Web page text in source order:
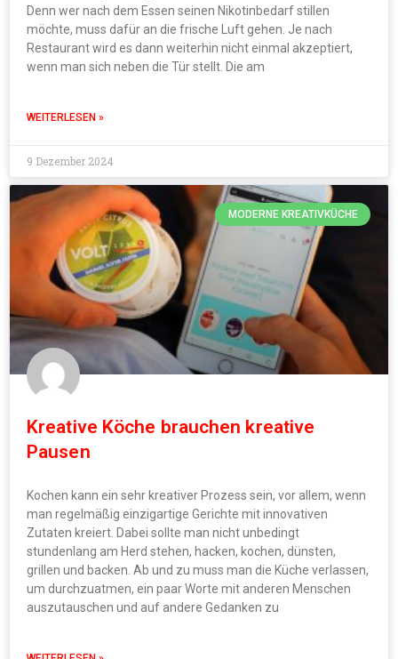
Denn wer nach dem Essen seinen Nikotinbedarf stillen
möchte, muss dafür an die frische Luft gehen. Je nach
Restaurant wird es dann weiterhin nicht einmal akzeptiert,
wenn man sich neben die Tür stellt. Die am
WEITERLESEN »
9 Dezember 2024
MODERNE KREATIVKÜCHE
Kreative Köche brauchen kreative
Pausen
Kochen kann ein sehr kreativer Prozess sein, vor allem, wenn
man regelmäßig einzigartige Gerichte mit innovativen
Zutaten kreiert. Dabei sollte man nicht unbedingt
stundenlang am Herd stehen, hacken, kochen, dünsten,
grillen und backen. Ab und zu muss man die Küche verlassen,
um durchzuatmen, ein paar Worte mit anderen Menschen
auszutauschen und auf andere Gedanken zu